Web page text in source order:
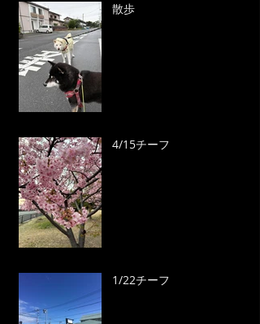
散歩
4/15チーフ
1/22チーフ